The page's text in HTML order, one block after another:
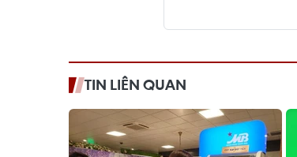
TIN LIÊN QUAN